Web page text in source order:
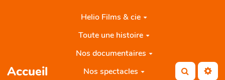
Aller au contenu principal
Accueil
Helio Films & cie
Toute une histoire
Nos documentaires
Nos spectacles
Rechercher